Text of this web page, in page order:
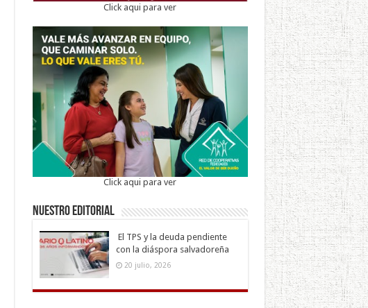
Click aqui para ver
Click aqui para ver
Nuestro Editorial
El TPS y la deuda pendiente
con la diáspora salvadoreña
20 julio, 2026